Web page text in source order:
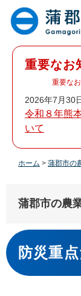
重要なお
2026年7月30
令和８年熊
いて
重要な
ホーム > 蒲郡市の
蒲郡市の農
本
文
防災重